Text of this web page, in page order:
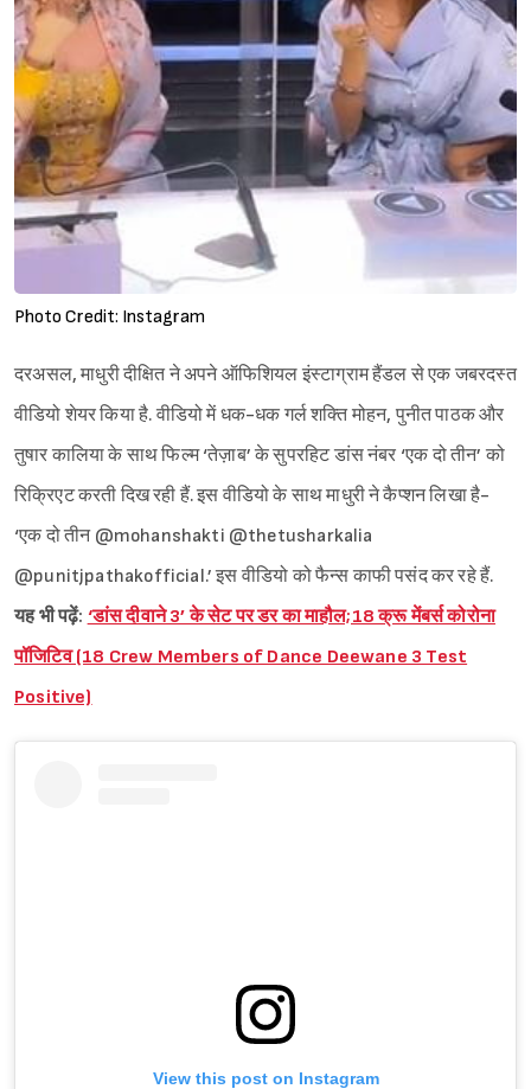
Photo Credit: Instagram
दरअसल, माधुरी दीक्षित ने अपने ऑफिशियल इंस्टाग्राम हैंडल से एक जबरदस्त
वीडियो शेयर किया है. वीडियो में धक-धक गर्ल शक्ति मोहन, पुनीत पाठक और
तुषार कालिया के साथ फिल्म ‘तेज़ाब’ के सुपरहिट डांस नंबर ‘एक दो तीन’ को
रिक्रिएट करती दिख रही हैं. इस वीडियो के साथ माधुरी ने कैप्शन लिखा है-
‘एक दो तीन @mohanshakti @thetusharkalia
@punitjpathakofficial.’ इस वीडियो को फैन्स काफी पसंद कर रहे हैं.
यह भी पढ़ें: ‘डांस दीवाने 3’ के सेट पर डर का माहौल;18 क्रू मेंबर्स कोरोना
पॉजिटिव (18 Crew Members of Dance Deewane 3 Test
Positive)
View this post on Instagram